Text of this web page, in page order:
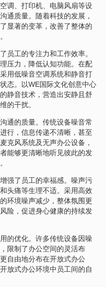
调、打印机、电脑风扇等设
通质量。随着科技的发展，
显著的变革，改善了整体的
员工的专注力和工作效率。
压力，降低认知功能。在配
用低噪音空调系统和静音打
态。以WE国际文化创意中心
静音技术，营造出安静且舒
的干扰。
通的质量。传统设备噪音常
行，信息传递不清晰，甚至
克风系统及无声办公设备，
能够更清晰地听见彼此的发
强了员工的幸福感。噪声污
头痛等生理不适。采用高效
环境噪声减少，整体氛围更
险，促进身心健康的持续发
的优化。许多传统设备因噪
限制了办公空间的灵活布
自由地分布在开放式办公
放式办公环境中员工间的自